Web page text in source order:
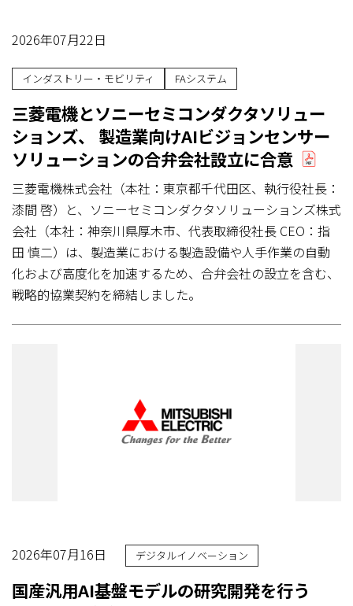
2026年07月22日
インダストリー・モビリティ FAシステム
三菱電機とソニーセミコンダクタソリュー
ションズ、 製造業向けAIビジョンセンサー
ソリューションの合弁会社設立に合意
三菱電機株式会社（本社：東京都千代田区、執行役社長：
漆間 啓）と、ソニーセミコンダクタソリューションズ株式
会社（本社：神奈川県厚木市、代表取締役社長 CEO：指
田 慎二）は、製造業における製造設備や人手作業の自動
化および高度化を加速するため、合弁会社の設立を含む、
戦略的協業契約を締結しました。
2026年07月16日 デジタルイノベーション
国産汎用AI基盤モデルの研究開発を行う